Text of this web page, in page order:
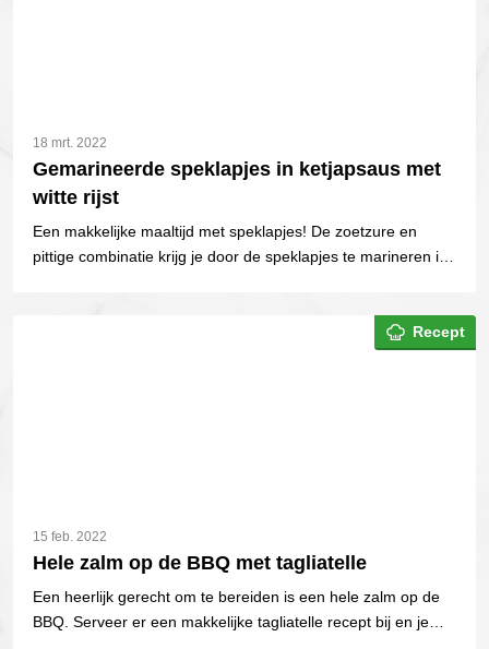
18 mrt. 2022
Gemarineerde speklapjes in ketjapsaus met
witte rijst
Een makkelijke maaltijd met speklapjes! De zoetzure en
pittige combinatie krijg je door de speklapjes te marineren in
Recept
15 feb. 2022
Hele zalm op de BBQ met tagliatelle
Een heerlijk gerecht om te bereiden is een hele zalm op de
BBQ. Serveer er een makkelijke tagliatelle recept bij en je